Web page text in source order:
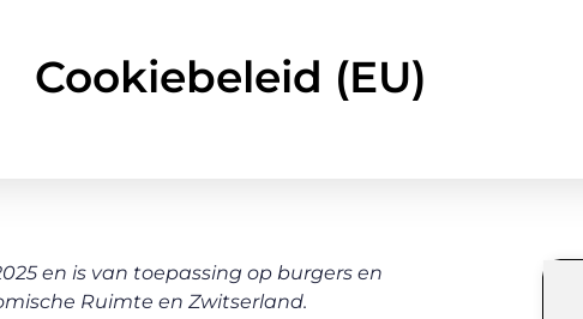
Cookiebeleid (EU)
en is van toepassing op burgers en
Ruimte en Zwitserland.